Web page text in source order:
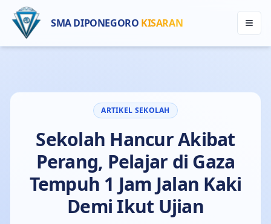
SMA DIPONEGORO KISARAN
ARTIKEL SEKOLAH
Sekolah Hancur Akibat
Perang, Pelajar di Gaza
Tempuh 1 Jam Jalan Kaki
Demi Ikut Ujian